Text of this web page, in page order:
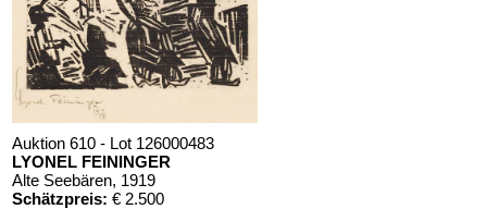
Auktion 610 - Lot 126000483
LYONEL FEININGER
Alte Seebären, 1919
Schätzpreis: € 2.500